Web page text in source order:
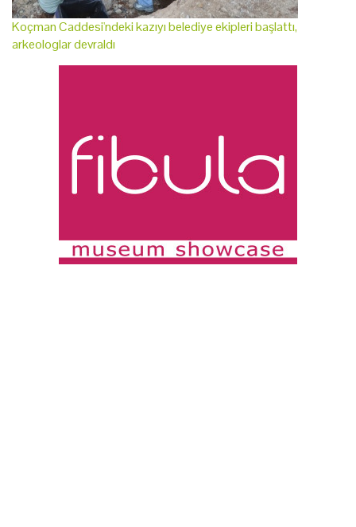
Koçman Caddesi'ndeki kazıyı belediye ekipleri başlattı,
arkeologlar devraldı